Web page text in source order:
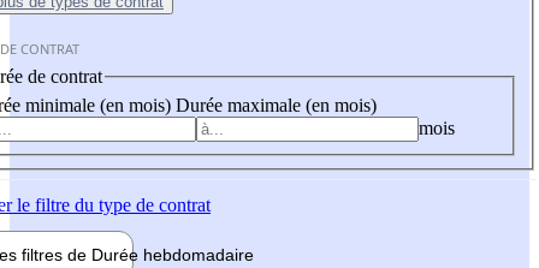
CONTRAT
de contrat
minimale (en mois) Durée maximale (en mois)
mois
le filtre du type de contrat
filtres de Durée hebdomadaire